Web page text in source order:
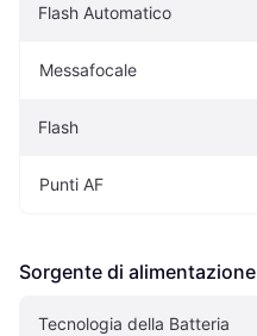
Flash Automatico
Messafocale
Flash
Punti AF
Sorgente di alimentazione
Tecnologia della Batteria